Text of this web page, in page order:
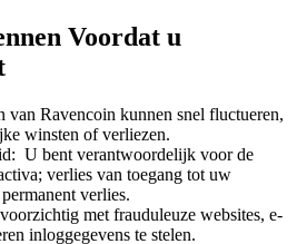
Voordat u
van Ravencoin kunnen snel fluctueren,
winsten of verliezen.
: U bent verantwoordelijk voor de
verlies van toegang tot uw
verlies.
met frauduleuze websites, e-
inloggegevens te stelen.